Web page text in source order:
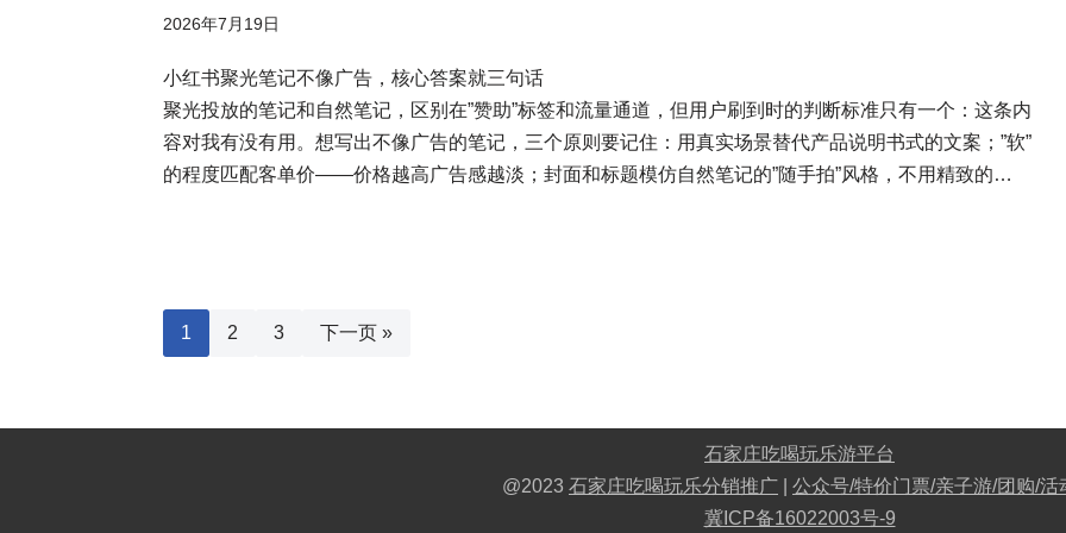
2026年7月19日
小红书聚光笔记不像广告，核心答案就三句话
聚光投放的笔记和自然笔记，区别在”赞助”标签和流量通道，但用户刷到时的判断标准只有一个：这条内
容对我有没有用。想写出不像广告的笔记，三个原则要记住：用真实场景替代产品说明书式的文案；”软”
的程度匹配客单价——价格越高广告感越淡；封面和标题模仿自然笔记的”随手拍”风格，不用精致的…
1 2 3 下一页 »
石家庄吃喝玩乐游平台
@2023 石家庄吃喝玩乐分销推广
公众号/特价门票/亲子游/团购/活
冀ICP备16022003号-9